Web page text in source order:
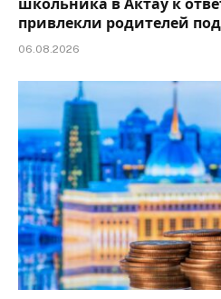
школьника в Актау к
привлекли родителей
06.08.2026